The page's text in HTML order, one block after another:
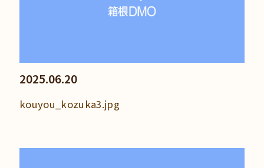
2025.06.20
kouyou_kozuka3.jpg